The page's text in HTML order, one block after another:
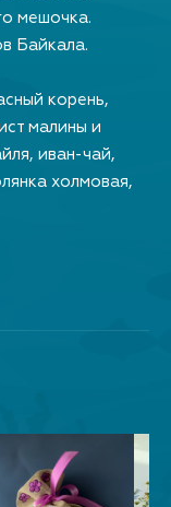
мешочка.
Байкала.
корень,
малины и
иван-чай,
холмовая,